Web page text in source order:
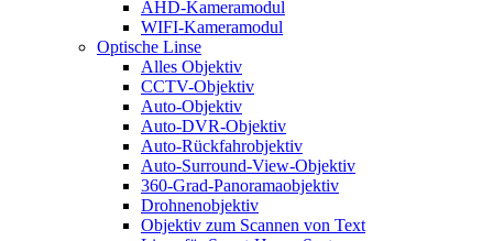
AHD-Kameramodul
WIFI-Kameramodul
Optische Linse
Alles Objektiv
CCTV-Objektiv
Auto-Objektiv
Auto-DVR-Objektiv
Auto-Rückfahrobjektiv
Auto-Surround-View-Objektiv
360-Grad-Panoramaobjektiv
Drohnenobjektiv
Objektiv zum Scannen von Text